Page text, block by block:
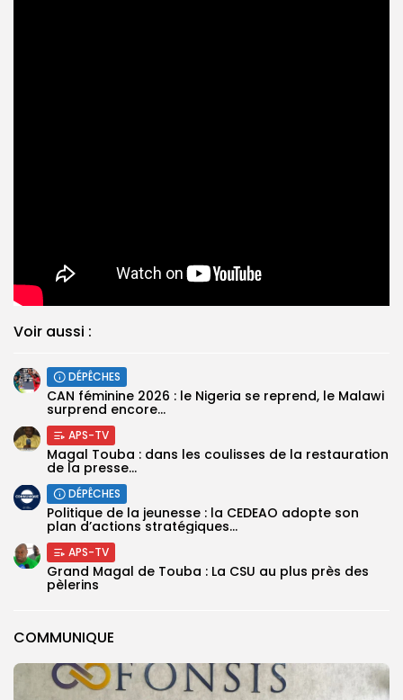
COMMUNIQUE
Voir aussi :
DÉPÊCHES
‎CAN féminine 2026 : le Nigeria se reprend, le Malawi
surprend encore...
APS-TV
Magal Touba : dans les coulisses de la restauration
de la presse...
DÉPÊCHES
Politique de la jeunesse : la CEDEAO adopte son
plan d’actions stratégiques...
APS-TV
Grand Magal de Touba : La CSU au plus près des
pèlerins